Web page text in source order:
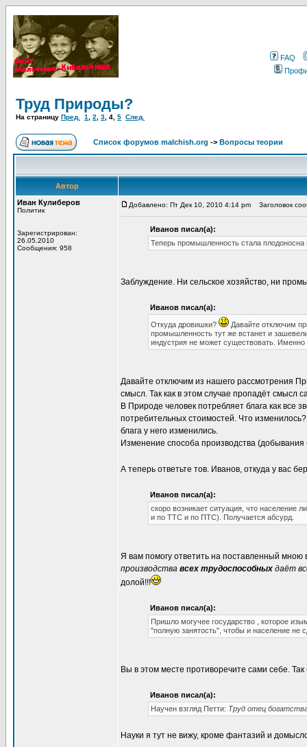
FAQ
Труд Природы?
На страницу Пред. 1 2 3 4 5 След.
Список форумов malchish.org -> Вопросы теории
Автор
Иван Кулиберов
Политик
Зарегистрирован:
26.05.2010
Сообщения: 958
Добавлено: Пт Дек 10, 2010 4:14 pm Заголовок
Иванов писал(а):
Теперь промышленность стала
Заблуждение. Ни сельское хозяйство, ни
Иванов писал(а):
Откуда дровишки?
Давайте отключим
промышленность тут же встанет и
индустрия не может существовать. Именно
Давайте отключим из нашего рассмотрения
смысл. Так как в этом случае пропадёт смысл
В Природе человек потребляет блага как все
потребительных стоимостей. Что
блага у него изменились.
Изменение способа производства (добывания
А теперь ответьте тов. Иванов, откуда у вас
Иванов писал(а):
скоро возникает ситуация, что население
и по ТТС и по ПТС). Получается абсурд.
Я вам помогу ответить на поставленный
производства всех трудоспособных даёт
долой!!!
Иванов писал(а):
Пришло могучее государство , которое
"полную занятость", чтобы и население не
Вы в этом месте противоречите сами себе.
Иванов писал(а):
Научен взгляд Петти: Труд отец
Науки я тут не вижу, кроме фантазий и